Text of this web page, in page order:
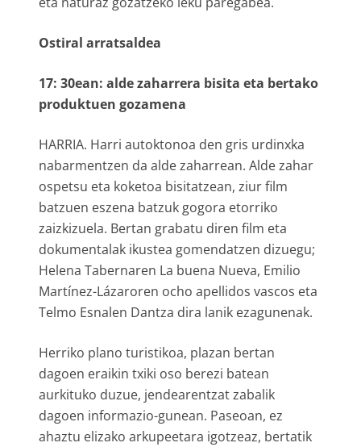
Ostiral arratsaldea
17: 30ean: alde zaharrera bisita eta bertako
produktuen gozamena
HARRIA. Harri autoktonoa den gris urdinxka
nabarmentzen da alde zaharrean. Alde zahar
ospetsu eta koketoa bisitatzean, ziur film
batzuen eszena batzuk gogora etorriko
zaizkizuela. Bertan grabatu diren film eta
dokumentalak ikustea gomendatzen dizuegu;
Helena Tabernaren La buena Nueva, Emilio
Martínez-Lázaroren ocho apellidos vascos eta
Telmo Esnalen Dantza dira lanik ezagunenak.
Herriko plano turistikoa, plazan bertan
dagoen eraikin txiki oso berezi batean
aurkituko duzue, jendearentzat zabalik
dagoen informazio-gunean. Paseoan, ez
ahaztu elizako arkupeetara igotzeaz, bertatik